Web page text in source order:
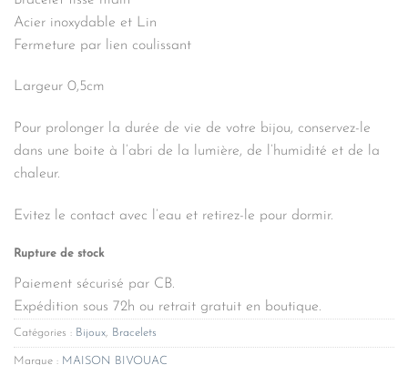
Acier inoxydable et Lin
Fermeture par lien coulissant
Largeur 0,5cm
Pour prolonger la durée de vie de votre bijou, conservez-le
dans une boite à l’abri de la lumière, de l’humidité et de la
chaleur.
Evitez le contact avec l’eau et retirez-le pour dormir.
Rupture de stock
Paiement sécurisé par CB.
Expédition sous 72h ou retrait gratuit en boutique.
Catégories : Bijoux, Bracelets
Marque : MAISON BIVOUAC